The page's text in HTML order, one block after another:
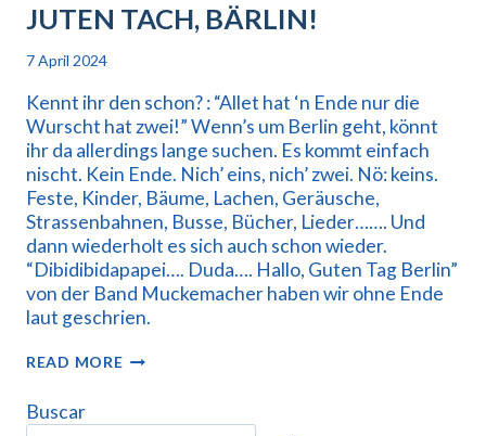
JUTEN TACH, BÄRLIN!
7 April 2024
Kennt ihr den schon? : “Allet hat ‘n Ende nur die
Wurscht hat zwei!” Wenn’s um Berlin geht, könnt
ihr da allerdings lange suchen. Es kommt einfach
nischt. Kein Ende. Nich’ eins, nich’ zwei. Nö: keins.
Feste, Kinder, Bäume, Lachen, Geräusche,
Strassenbahnen, Busse, Bücher, Lieder……. Und
dann wiederholt es sich auch schon wieder.
“Dibidibidapapei…. Duda…. Hallo, Guten Tag Berlin”
von der Band Muckemacher haben wir ohne Ende
laut geschrien.
READ MOREJUTEN
Buscar